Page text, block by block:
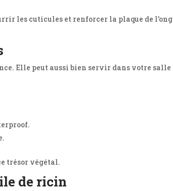
les cuticules et renforcer la plaque de
Elle peut aussi bien servir dans votre
trésor végétal.
de ricin